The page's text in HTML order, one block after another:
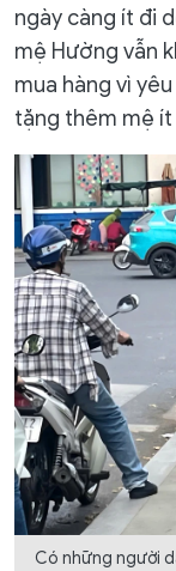
ngày càng ít đi
mệ Hường vẫn
mua hàng vì
tặng thêm mệ
Có những người